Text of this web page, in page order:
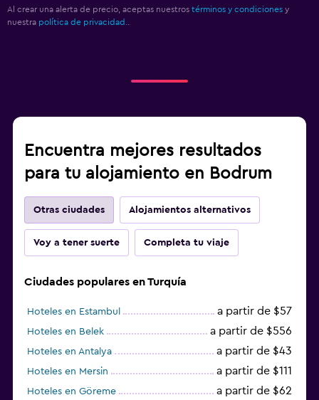
Al crear una alerta de precio, aceptas nuestros términos y condiciones y
nuestra política de privacidad.
Encuentra mejores resultados
para tu alojamiento en Bodrum
Otras ciudades Alojamientos alternativos
Voy a tener suerte Completa tu viaje
Ciudades populares en Turquía
Hoteles en Estambul a partir de $57
Hoteles en Belek a partir de $556
Hoteles en Antalya a partir de $43
Hoteles en Mersin a partir de $111
Hoteles en Göreme a partir de $62